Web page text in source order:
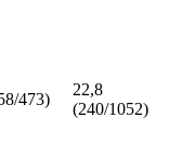
473)
22,8
(240/1052)